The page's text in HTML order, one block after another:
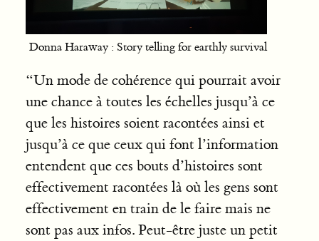
Donna Haraway : Story telling for earthly survival
“Un mode de cohérence qui pourrait avoir
une chance à toutes les échelles jusqu’à ce
que les histoires soient racontées ainsi et
jusqu’à ce que ceux qui font l’information
entendent que ces bouts d’histoires sont
effectivement racontées là où les gens sont
effectivement en train de le faire mais ne
sont pas aux infos. Peut-être juste un petit